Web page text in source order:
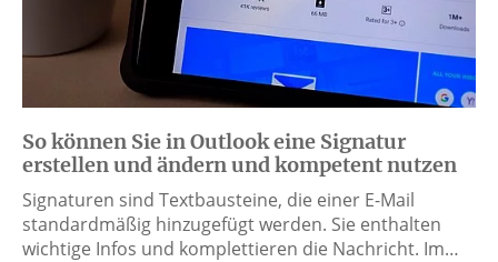
So können Sie in Outlook eine Signatur
erstellen und ändern und kompetent nutzen
Signaturen sind Textbausteine, die einer E-Mail
standardmäßig hinzugefügt werden. Sie enthalten
wichtige Infos und komplettieren die Nachricht. Im…